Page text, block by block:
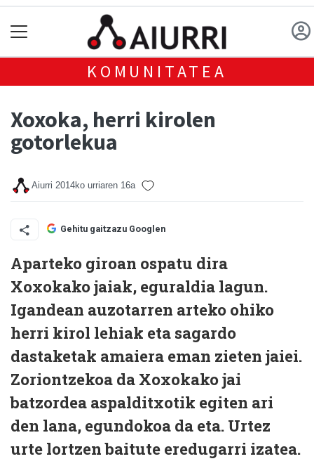
KOMUNITATEA
Xoxoka, herri kirolen
gotorlekua
Aiurri 2014ko urriaren 16a
Gehitu gaitzazu Googlen
Aparteko giroan ospatu dira
Xoxokako jaiak, eguraldia lagun.
Igandean auzotarren arteko ohiko
herri kirol lehiak eta sagardo
dastaketak amaiera eman zieten jaiei.
Zoriontzekoa da Xoxokako jai
batzordea aspalditxotik egiten ari
den lana, egundokoa da eta. Urtez
urte lortzen baitute eredugarri izatea.